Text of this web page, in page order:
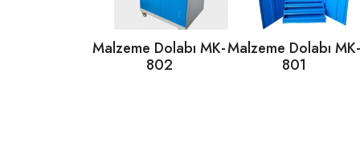
Malzeme Dolabı MK-
802
Malzeme Dolabı
801